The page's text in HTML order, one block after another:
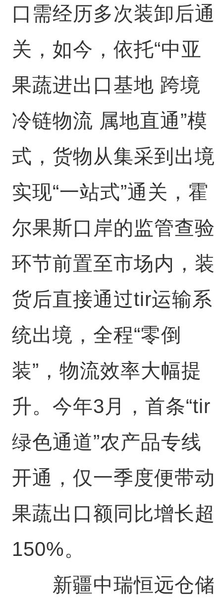
口需经历多次装卸后通
关，如今，依托“中亚
果蔬进出口基地 跨境
冷链物流 属地直通”模
式，货物从集采到出境
实现“一站式”通关，霍
尔果斯口岸的监管查验
环节前置至市场内，装
货后直接通过tir运输系
统出境，全程“零倒
装”，物流效率大幅提
升。今年3月，首条“tir
绿色通道”农产品专线
开通，仅一季度便带动
果蔬出口额同比增长超
150%。
新疆中瑞恒远仓储